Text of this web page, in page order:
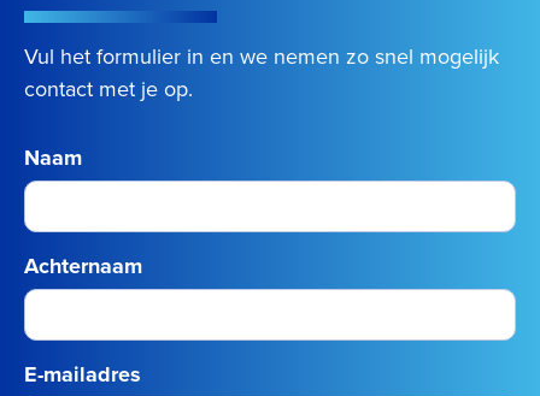
Vul het formulier in en we nemen zo snel mogelijk
contact met je op.
Naam
Achternaam
E-mailadres